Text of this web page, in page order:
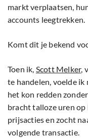
markt verplaatsen,
accounts leegtrekken.
Komt dit je bekend
Toen ik, Scott Melker,
te handelen, voelde
het kon redden
bracht talloze uren
prijsacties en zocht
volgende transactie.